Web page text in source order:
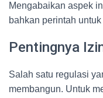
Mengabaikan aspek
bahkan perintah
Pentingnya
Salah satu regulasi
membangun. Untuk